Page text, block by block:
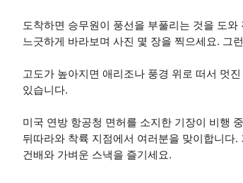
도착하면 승무원이 풍선을 부풀리는 것을 도
느긋하게 바라보며 사진 몇 장을 찍으세요. 그
고도가 높아지면 애리조나 풍경 위로 떠서 멋
있습니다.
미국 연방 항공청 면허를 소지한 기장이 비행
뒤따라와 착륙 지점에서 여러분을 맞이합니다
건배와 가벼운 스낵을 즐기세요.